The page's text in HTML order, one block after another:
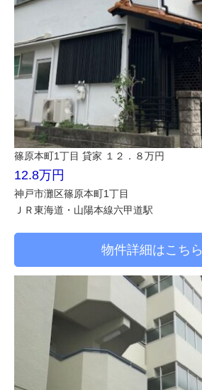
篠原本町1丁目 貸家 １２．８万円
12.8万円
神戸市灘区篠原本町1丁目
ＪＲ東海道・山陽本線六甲道駅
物件詳細はこちら